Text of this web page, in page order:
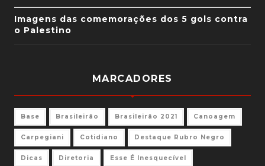
Imagens das comemorações dos 5 gols contra
o Palestino
MARCADORES
Base Brasileirão Brasileirão 2021 Canoagem
Carpegiani Cotidiano Destaque Rubro Negro
Dicas Diretoria Esse É Inesquecível